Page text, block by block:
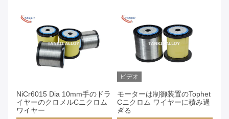
NiCr6015 Dia 10mm手のドラ
イヤーのクロメルCニクロム
ワイヤー
ビデオ
モーターは制御装置のTophet
Cニクロム ワイヤーに積み過
ぎる